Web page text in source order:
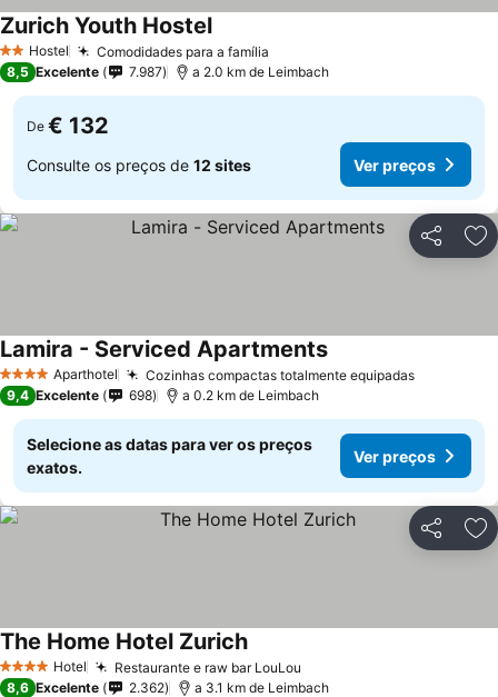
2 Estrelas
Hostel Comodidades para a família
Zurich Youth HostelVer preços
8,5 Excelente 7.987 a 2.0 km de Leimbach
De € 132
Consulte os preços de 12 sites Ver preços
Partilhar
4 EstrelasAparthotel Cozinhas compactas totalmente equipadasVer
Lamira - Serviced ApartmentsVer preços
9,4 Excelente 698 a 0.2 km de Leimbach
Selecione as datas para ver os preços
exatos.
Ver preços
Partilhar
4 EstrelasHotel Restaurante e raw bar LouLou
The Home Hotel ZurichVer preços
8,6 Excelente 2.362 a 3.1 km de Leimbach